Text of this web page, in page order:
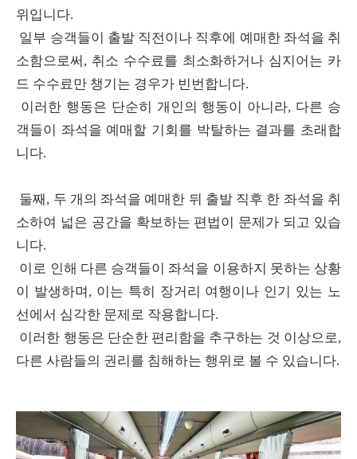
위입니다.
일부 승객들이 출발 직전이나 직후에 예매한 좌석을 취
소함으로써, 취소 수수료를 최소화하거나 심지어는 카
드 수수료만 챙기는 경우가 빈번합니다.
이러한 행동은 단순히 개인의 행동이 아니라, 다른 승
객들이 좌석을 예매할 기회를 박탈하는 결과를 초래합
니다.
둘째, 두 개의 좌석을 예매한 뒤 출발 직후 한 좌석을 취
소하여 넓은 공간을 확보하는 편법이 문제가 되고 있습
니다.
이로 인해 다른 승객들이 좌석을 이용하지 못하는 상황
이 발생하며, 이는 특히 장거리 여행이나 인기 있는 노
선에서 심각한 문제로 작용합니다.
이러한 행동은 단순한 편리함을 추구하는 것 이상으로,
다른 사람들의 권리를 침해하는 행위로 볼 수 있습니다.